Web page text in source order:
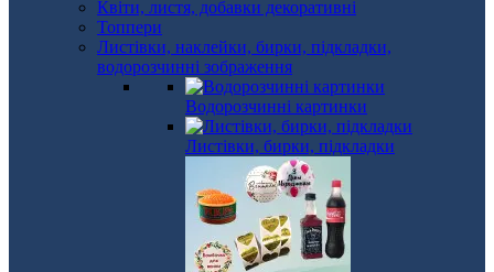
Квіти, листя, добавки декоративні
Топпери
Листівки, наклейки, бирки, підкладки,
водорозчинні зображення
Водорозчинні картинки
Листівки, бирки, підкладки